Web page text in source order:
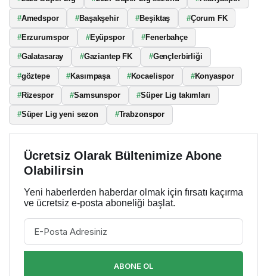
#Amedspor #Başakşehir #Beşiktaş #Çorum FK
#Erzurumspor #Eyüpspor #Fenerbahçe
#Galatasaray #Gaziantep FK #Gençlerbirliği
#göztepe #Kasımpaşa #Kocaelispor #Konyaspor
#Rizespor #Samsunspor #Süper Lig takımları
#Süper Lig yeni sezon #Trabzonspor
Ücretsiz Olarak Bültenimize Abone
Olabilirsin
Yeni haberlerden haberdar olmak için fırsatı kaçırma
ve ücretsiz e-posta aboneliği başlat.
ABONE OL